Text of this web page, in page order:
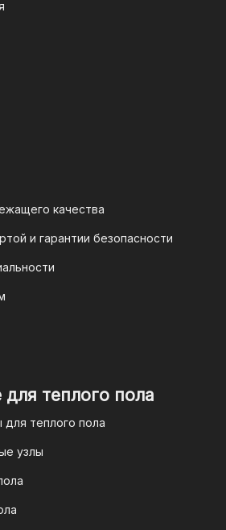
современными
платежей (СПБ).
QR-код. Просто
большинства российских
коду
После оформления
вам
код, который можно
банка. Это быстро,
лиц
клиентов
безналичную оплату по
качества
и гарантии безопасности
теплого пола
для теплого пола
узлы